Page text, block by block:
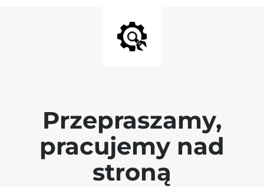
Przepraszamy,
pracujemy nad
stroną